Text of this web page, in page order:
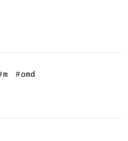
m #omd